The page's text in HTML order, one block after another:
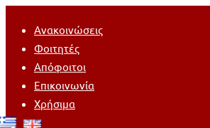
Ανακοινώσεις
Φοιτητές
Απόφοιτοι
Επικοινωνία
Χρήσιμα